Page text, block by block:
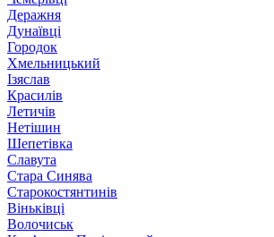
Деражня
Дунаївці
Городок
Хмельницький
Ізяслав
Красилів
Летичів
Нетішин
Шепетівка
Славута
Стара Синява
Старокостянтинів
Віньківці
Волочиськ